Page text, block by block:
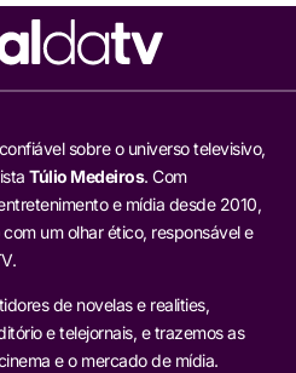
sobre o universo televisivo,
Túlio Medeiros. Com
e mídia desde 2010,
um olhar ético, responsável e
de novelas e realities,
e telejornais, e trazemos as
e o mercado de mídia.